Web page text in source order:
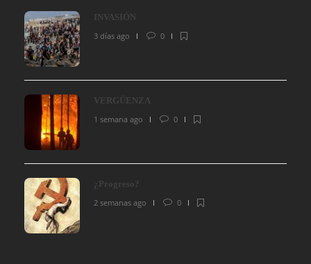
INVASIÓN
3 días ago
0
VERGÜENZA
1 semana ago
0
¿Progreso?
2 semanas ago
0